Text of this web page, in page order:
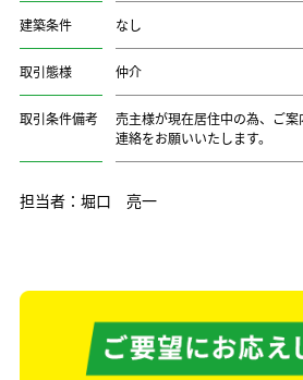
建築条件 なし
取引態様 仲介
取引条件備考
売主様が現在居住中の為、ご
連絡をお願いいたします。
担当者：堀口 亮一